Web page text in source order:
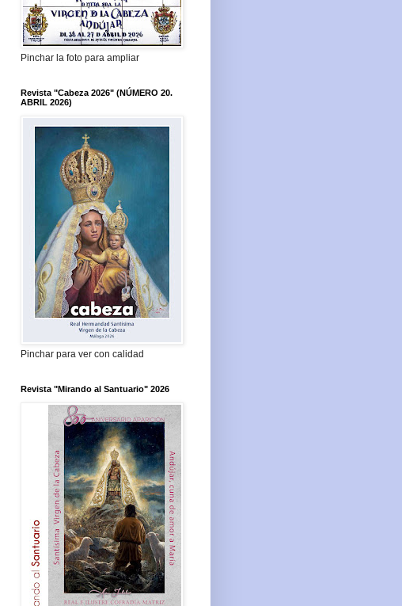
Pinchar la foto para ampliar
Revista "Cabeza 2026" (NÚMERO 20.
ABRIL 2026)
Pinchar para ver con calidad
Revista "Mirando al Santuario" 2026